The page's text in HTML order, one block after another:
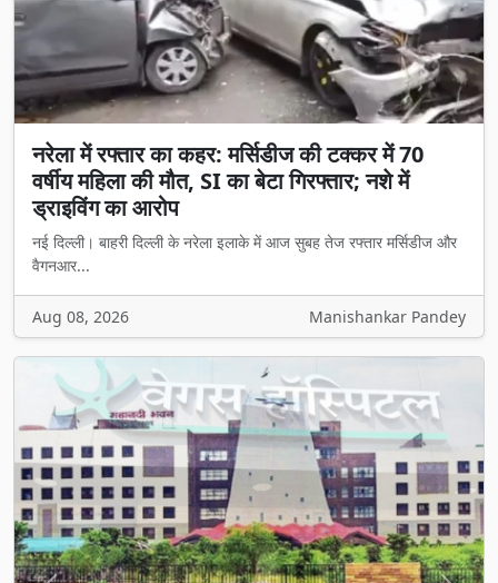
नरेला में रफ्तार का कहर: मर्सिडीज की टक्कर में 70
वर्षीय महिला की मौत, SI का बेटा गिरफ्तार; नशे में
ड्राइविंग का आरोप
नई दिल्ली। बाहरी दिल्ली के नरेला इलाके में आज सुबह तेज रफ्तार मर्सिडीज और
वैगनआर...
Aug 08, 2026 Manishankar Pandey